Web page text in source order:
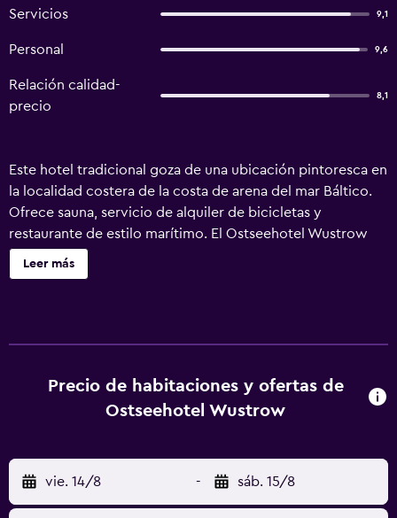
Servicios 9,1
Personal 9,6
Relación calidad-
precio
8,1
Este hotel tradicional goza de una ubicación pintoresca en
la localidad costera de la costa de arena del mar Báltico.
Ofrece sauna, servicio de alquiler de bicicletas y
restaurante de estilo marítimo. El Ostseehotel Wustrow
ofrece habitaciones luminosas con muebles de estilo
clásico y conexión WiFi gratuita. Todas disponen de TV vía
especialidades regionales. El Ostseehotel Wustrow cuenta
con sauna y zona de spa con servicio de masajes. La
Leer más
Precio de habitaciones y ofertas de
Ostseehotel Wustrow
vie. 14/8 - sáb. 15/8